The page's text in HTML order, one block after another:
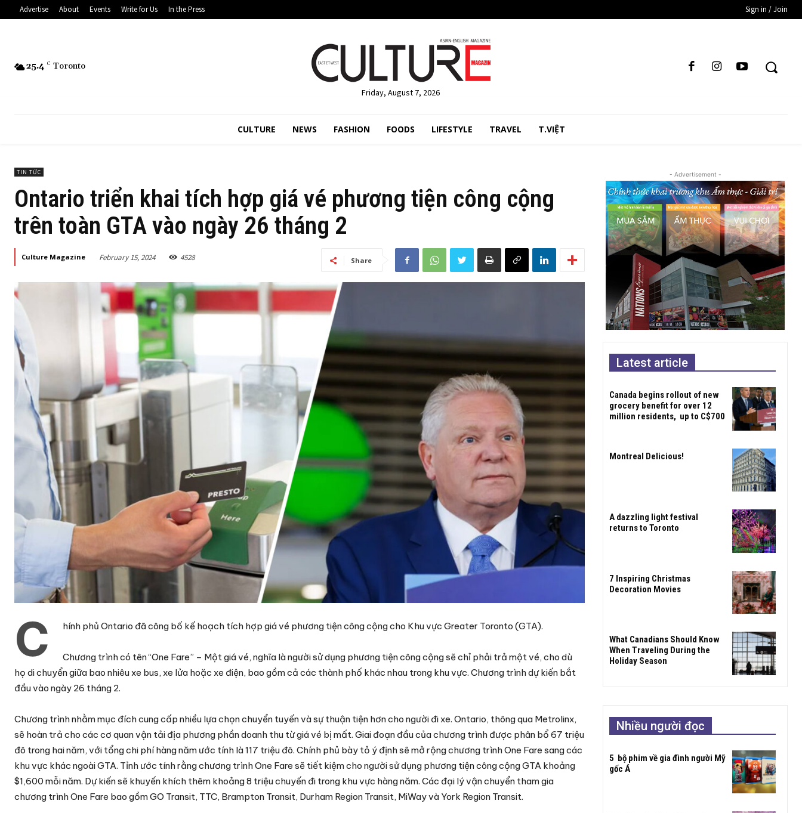
Advertise About Events Write for Us In the Press Sign in / Join
25.4 C Toronto
Friday, August 7, 2026
CULTURE NEWS FASHION FOODS LIFESTYLE TRAVEL T.VIỆT
TIN TỨC
Ontario triển khai tích hợp giá vé phương tiện công cộng
trên toàn GTA vào ngày 26 tháng 2
Culture Magazine February 15, 2024 4528 Share
C hính phủ Ontario đã công bố kế hoạch tích hợp giá vé phương tiện công cộng cho Khu vực Greater Toronto (GTA).
Chương trình có tên “One Fare” – Một giá vé, nghĩa là người sử dụng phương tiện công cộng sẽ chỉ phải trả một vé, cho dù
họ di chuyển giữa bao nhiêu xe bus, xe lửa hoặc xe điện, bao gồm cả các thành phố khác nhau trong khu vực. Chương trình dự kiến bắt
đầu vào ngày 26 tháng 2.
Chương trình nhằm mục đích cung cấp nhiều lựa chọn chuyển tuyến và sự thuận tiện hơn cho người đi xe. Ontario, thông qua Metrolinx,
sẽ hoàn trả cho các cơ quan vận tải địa phương phần doanh thu từ giá vé bị mất. Giai đoạn đầu của chương trình được phân bổ 67 triệu
đô trong hai năm, với tổng chi phí hàng năm ước tính là 117 triệu đô. Chính phủ bày tỏ ý định sẽ mở rộng chương trình One Fare sang các
khu vực khác ngoài GTA. Tỉnh ước tính rằng chương trình One Fare sẽ tiết kiệm cho người sử dụng phương tiện công cộng GTA khoảng
$1,600 mỗi năm. Dự kiến ​​sẽ khuyến khích thêm khoảng 8 triệu chuyến đi trong khu vực hàng năm. Các đại lý vận chuyển tham gia
chương trình One Fare bao gồm GO Transit, TTC, Brampton Transit, Durham Region Transit, MiWay và York Region Transit.
- Advertisement -
Latest article
Canada begins rollout of new
grocery benefit for over 12
million residents, up to C$700
Montreal Delicious!
A dazzling light festival
returns to Toronto
7 Inspiring Christmas
Decoration Movies
What Canadians Should Know
When Traveling During the
Holiday Season
Nhiều người đọc
5 bộ phim về gia đình người Mỹ
gốc Á